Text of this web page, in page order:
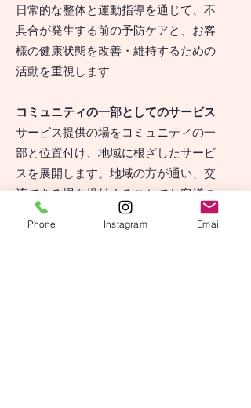
日常的な整体と運動指導を通じて、不
具合が発生する前の予防ケアと、お客
様の健康状態を改善・維持するための
活動を重視します
コミュニティの一部としてのサービス
サービス提供の場をコミュニティの一
部と位置付け、地域に根ざしたサービ
スを展開します。地域の方が通い、交
流できる場を提供することでお客様の
社会的健康も支えます
Phone Instagram Email